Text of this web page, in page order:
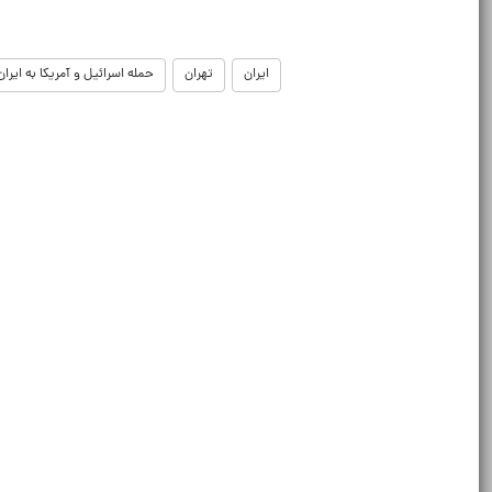
ایران تهران حمله اسرائیل و آمریکا به